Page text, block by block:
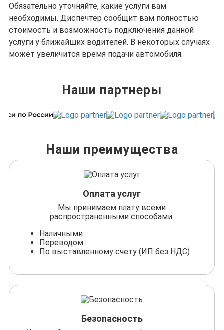
Обязательно уточняйте, какие услуги вам
необходимы. Диспечтер сообщит вам полностью
стоимость и возможность подключения данной
услуги у ближайших водителей. В некоторых случаях
может увеличится время подачи автомобиля.
Наши партнеры
Наши преимущества
Оплата услуг
Мы принимаем плату всеми
распространенными способами:
Наличными
Переводом
По выставленному счету (ИП без НДС)
Безопасность